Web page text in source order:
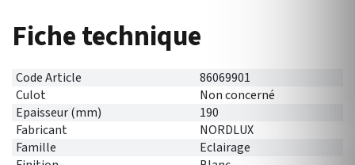
Fiche technique
Code Article
86069901
Culot
Non concerné
Epaisseur (mm)
190
Fabricant
NORDLUX
Famille
Eclairage